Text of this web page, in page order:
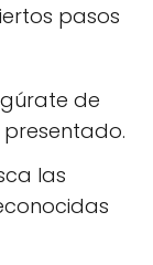
pasos
de
las